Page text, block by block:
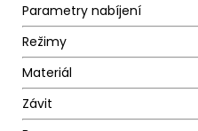
Parametry nabíjení
Režimy
Materiál
Závit